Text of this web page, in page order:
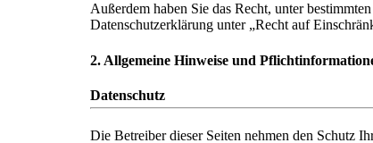
Außerdem haben Sie das Recht, unter
Datenschutzerklärung unter „Recht auf
2. Allgemeine Hinweise und
Datenschutz
Die Betreiber dieser Seiten nehmen den Schutz